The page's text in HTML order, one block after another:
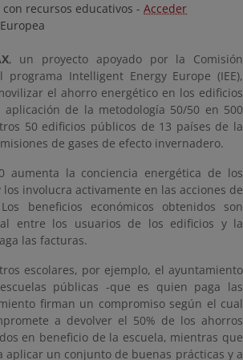
con recursos educativos - Acceder
, un proyecto apoyado por la Comisión
programa Intelligent Energy Europe (IEE),
el ahorro energético en los edificios
de la metodología 50/50 en 500
50 edificios públicos de 13 países de la
de gases de efecto invernadero.
aumenta la conciencia energética de los
involucra activamente en las acciones de
beneficios económicos obtenidos son
entre los usuarios de los edificios y la
las facturas.
escolares, por ejemplo, el ayuntamiento
públicas -que es quien paga las
firman un compromiso según el cual
a devolver el 50% de los ahorros
en beneficio de la escuela, mientras que
aplicar un conjunto de buenas prácticas y a